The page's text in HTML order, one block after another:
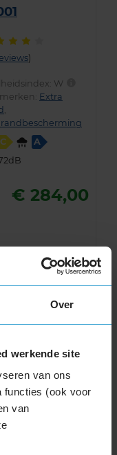
Over
werkende site
van ons
functies (ook voor
van
)
W
Extra
C
A
€ 284,00
Kies je